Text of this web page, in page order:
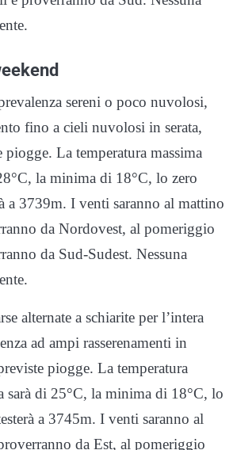
sereni o poco nuvolosi,
fino a cieli nuvolosi in serata,
La temperatura massima
la minima di 18°C, lo zero
a 3739m. I venti saranno al mattino
da Nordovest, al pomeriggio
da Sud-Sudest. Nessuna
alternate a schiarite per l’intera
ad ampi rasserenamenti in
piogge. La temperatura
sarà di 25°C, la minima di 18°C, lo
a 3745m. I venti saranno al
da Est, al pomeriggio